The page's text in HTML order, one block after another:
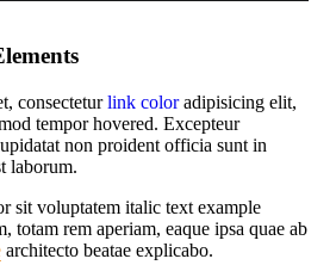
consecteturlink coloradipisicing elit,
tempor hovered. Excepteur
non proident officia sunt in
laborum.
sit voluptatem italic text example
totam rem aperiam, eaque ipsa quae ab
architecto beatae explicabo.